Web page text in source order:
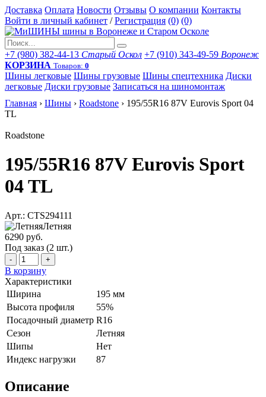
Доставка Оплата Новости Отзывы О компании Контакты
Войти в личный кабинет / Регистрация (0) (0)
+7 (980) 382-44-13 Старый Оскол +7 (910) 343-49-59 Воронеж
КОРЗИНА Товаров: 0
Шины легковые Шины грузовые Шины спецтехника Диски
легковые Диски грузовые Записаться на шиномонтаж
Главная › Шины › Roadstone › 195/55R16 87V Eurovis Sport 04
TL
Roadstone
195/55R16 87V Eurovis Sport
04 TL
Арт.: CTS294111
Летняя
6290 руб.
Под заказ (2 шт.)
- +
В корзину
Характеристики
Ширина
195 мм
Высота профиля
55%
Посадочный диаметр R16
Сезон
Летняя
Шипы
Нет
Индекс нагрузки
87
Описание